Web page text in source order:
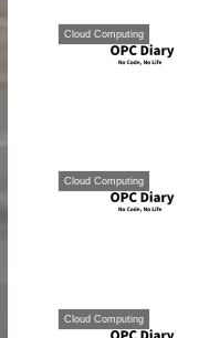
Cloud Computing
Cloud Computing
Cloud Computing